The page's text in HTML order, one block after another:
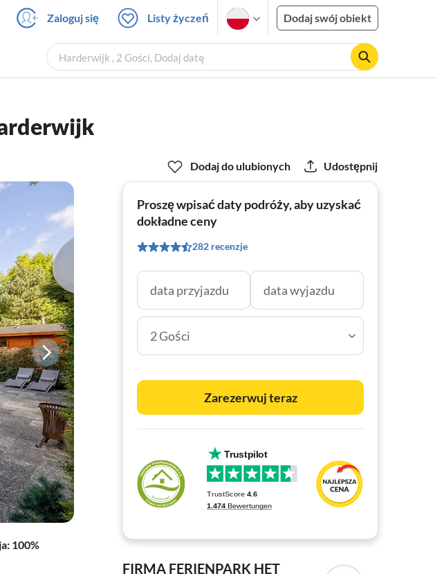
Zaloguj się Listy życzeń Dodaj swój obiekt
Harderwijk , 2 Gości, Dodaj datę
100%
Dodaj do ulubionych Udostępnij
Proszę wpisać daty podróży, aby uzyskać
dokładne ceny
282 recenzje
2 Gości
Zarezerwuj teraz
FIRMA FERIENPARK HET